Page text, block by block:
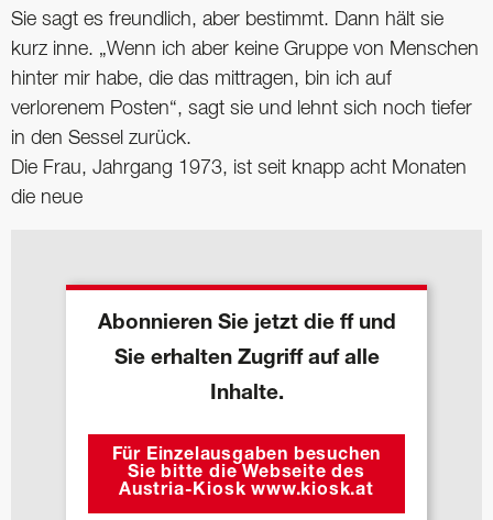
Sie sagt es freundlich, aber bestimmt. Dann hält sie
kurz inne. „Wenn ich aber keine Gruppe von Menschen
hinter mir habe, die das mittragen, bin ich auf
verlorenem Posten“, sagt sie und lehnt sich noch tiefer
in den Sessel zurück.
Die Frau, Jahrgang 1973, ist seit knapp acht Monaten
die neue
Abonnieren Sie jetzt die ff und
Sie erhalten Zugriff auf alle
Inhalte.
Für Einzelausgaben besuchen
Sie bitte die Webseite des
Austria-Kiosk www.kiosk.at